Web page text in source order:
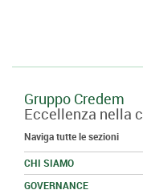
Gruppo Credem
Eccellenza nella
Naviga tutte le sezioni
CHI SIAMO
GOVERNANCE